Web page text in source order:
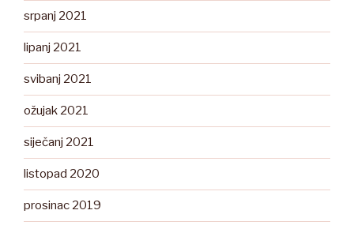
srpanj 2021
lipanj 2021
svibanj 2021
ožujak 2021
siječanj 2021
listopad 2020
prosinac 2019